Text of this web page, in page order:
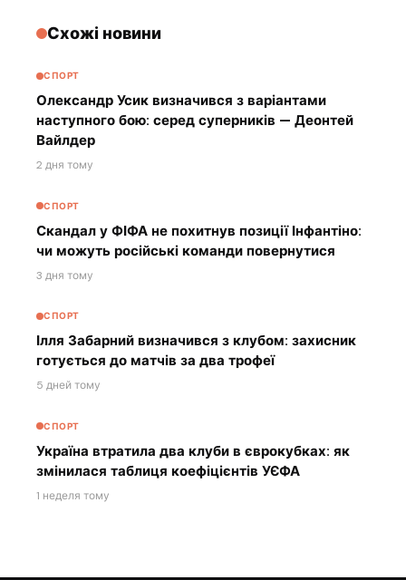
Схожі новини
СПОРТ
Олександр Усик визначився з варіантами
наступного бою: серед суперників — Деонтей
Вайлдер
2 дня тому
СПОРТ
Скандал у ФІФА не похитнув позиції Інфантіно:
чи можуть російські команди повернутися
3 дня тому
СПОРТ
Ілля Забарний визначився з клубом: захисник
готується до матчів за два трофеї
5 дней тому
СПОРТ
Україна втратила два клуби в єврокубках: як
змінилася таблиця коефіцієнтів УЄФА
1 неделя тому